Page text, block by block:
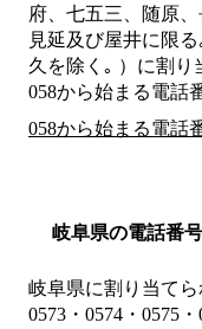
府、七五三、随原
見延及び屋井に限
久を除く｡ ） に割り
058から始まる電話
058から始まる電話
岐阜県の電話番
岐阜県に割り当てら
0573・0574・0575